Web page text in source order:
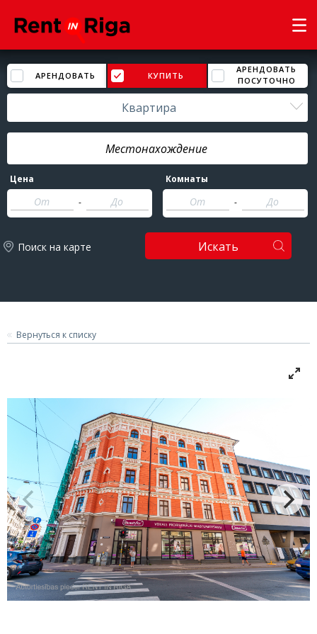
АРЕНДОВАТЬ КУПИТЬ
АРЕНДОВАТЬ
ПОСУТОЧНО
Квартира
Цена
-
Комнаты
-
Поиск на карте Искать
Вернуться к списку